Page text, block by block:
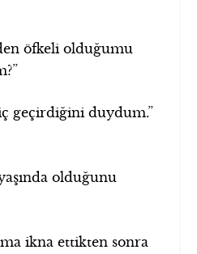
öfkeli olduğumu
geçirdiğini duydum.”
olduğunu
ikna ettikten sonra